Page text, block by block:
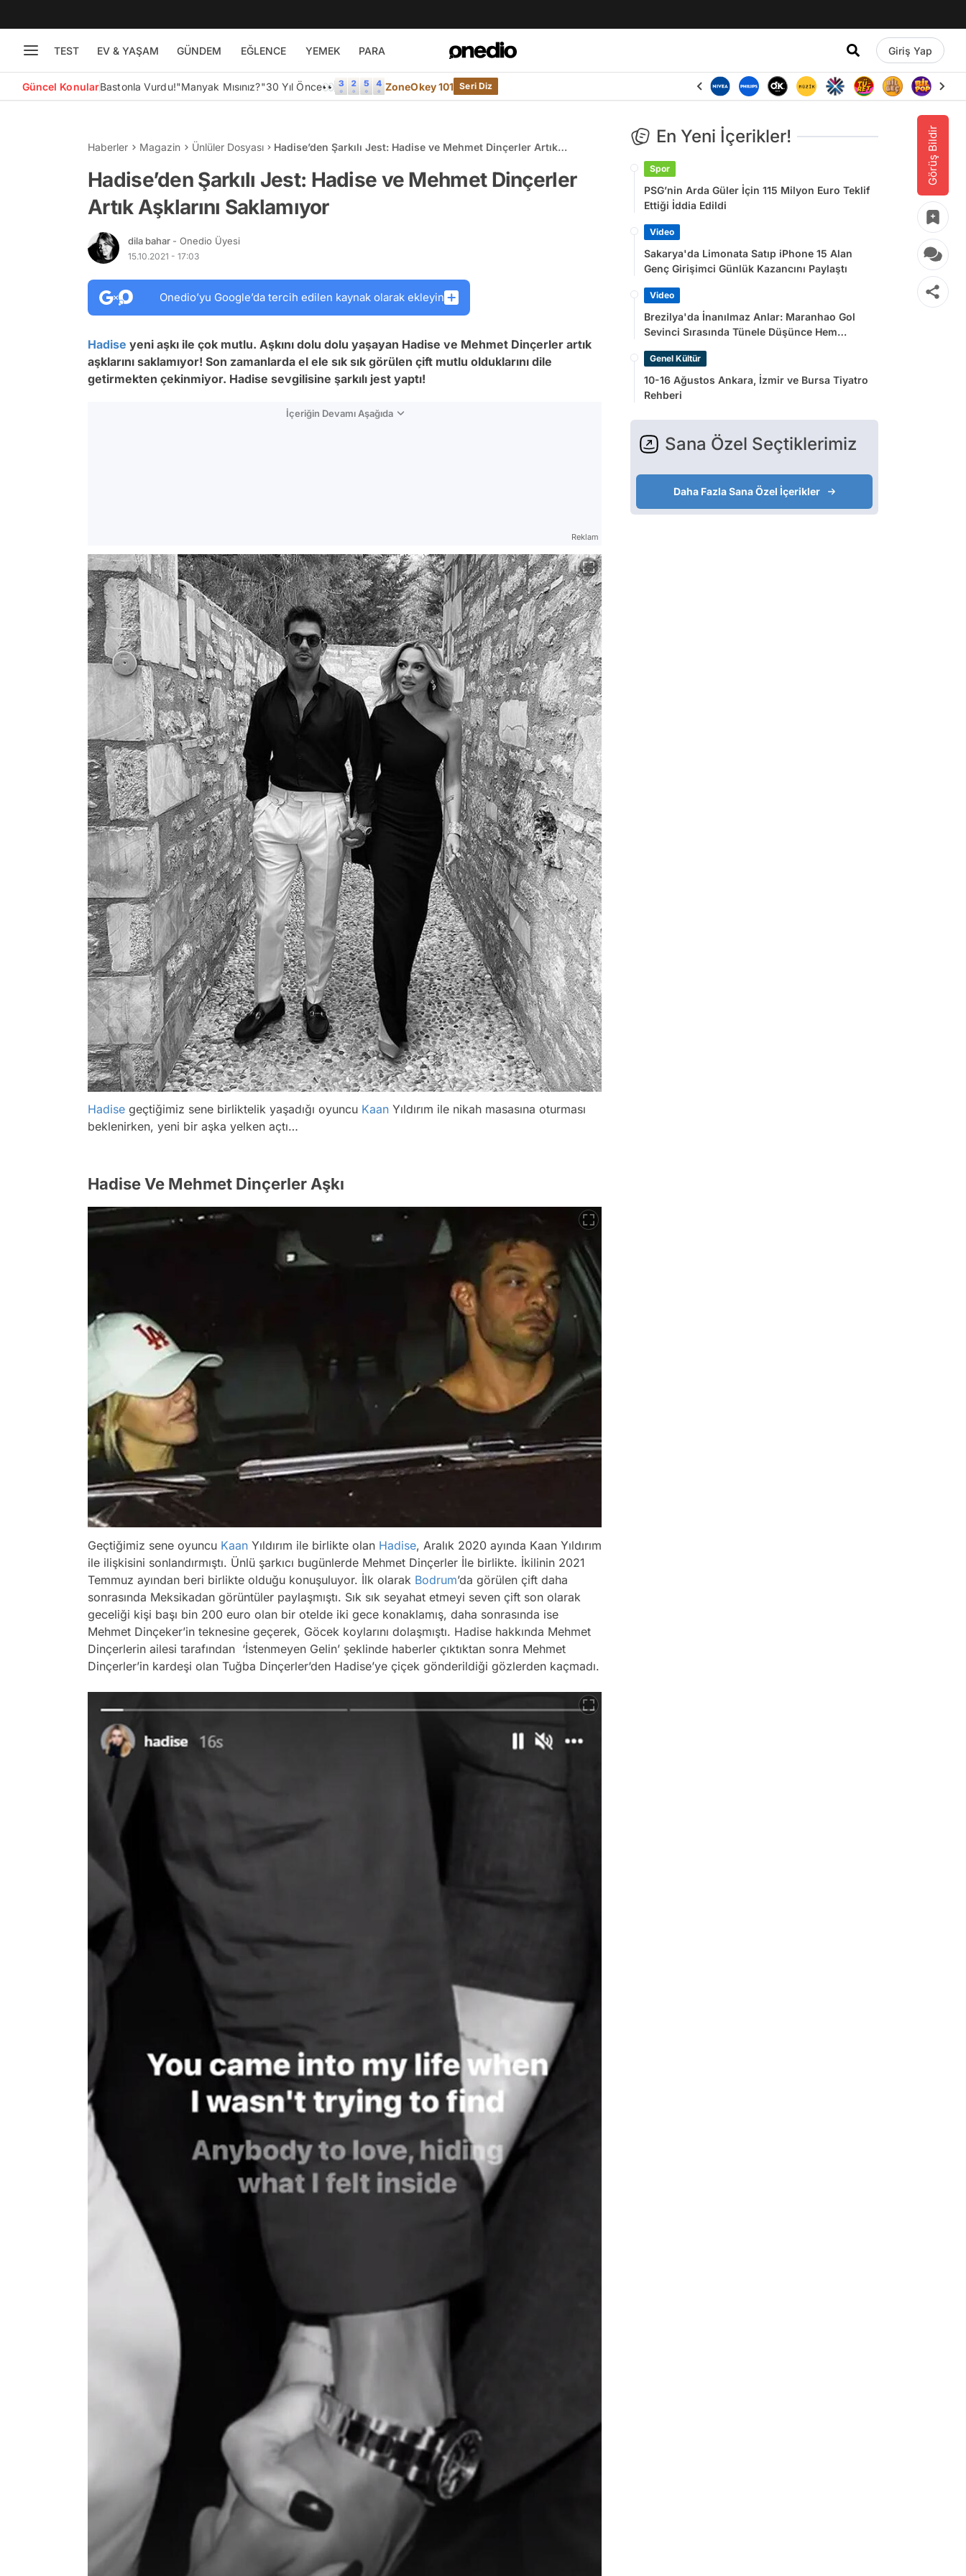
TEST EV & YAŞAM GÜNDEM EĞLENCE YEMEK PARA Giriş Yap
Güncel KonularBastonla Vurdu!"Manyak Mısınız?"30 Yıl Önce👀 ZoneOkey 101 Seri Diz
Görüş Bildir
Haberler Magazin Ünlüler Dosyası
Hadise’den Şarkılı Jest: Hadise ve Mehmet Dinçerler Artık
Hadise’den Şarkılı Jest: Hadise ve Mehmet Dinçerler
Artık Aşklarını Saklamıyor
dila bahar - Onedio Üyesi
15.10.2021 - 17:03
Onedio’yu Google’da tercih edilen kaynak olarak ekleyin
Hadise yeni aşkı ile çok mutlu. Aşkını dolu dolu yaşayan Hadise ve Mehmet Dinçerler artık
aşklarını saklamıyor! Son zamanlarda el ele sık sık görülen çift mutlu olduklarını dile
getirmekten çekinmiyor. Hadise sevgilisine şarkılı jest yaptı!
İçeriğin Devamı Aşağıda
Reklam
Hadise geçtiğimiz sene birliktelik yaşadığı oyuncu Kaan Yıldırım ile nikah masasına oturması
beklenirken, yeni bir aşka yelken açtı…
Hadise Ve Mehmet Dinçerler Aşkı
Geçtiğimiz sene oyuncu Kaan Yıldırım ile birlikte olan Hadise, Aralık 2020 ayında Kaan Yıldırım
ile ilişkisini sonlandırmıştı. Ünlü şarkıcı bugünlerde Mehmet Dinçerler İle birlikte. İkilinin 2021
Temmuz ayından beri birlikte olduğu konuşuluyor. İlk olarak Bodrum’da görülen çift daha
sonrasında Meksikadan görüntüler paylaşmıştı. Sık sık seyahat etmeyi seven çift son olarak
geceliği kişi başı bin 200 euro olan bir otelde iki gece konaklamış, daha sonrasında ise
Mehmet Dinçeker’in teknesine geçerek, Göcek koylarını dolaşmıştı. Hadise hakkında Mehmet
Dinçerlerin ailesi tarafından ‘İstenmeyen Gelin’ şeklinde haberler çıktıktan sonra Mehmet
Dinçerler’in kardeşi olan Tuğba Dinçerler’den Hadise’ye çiçek gönderildiği gözlerden kaçmadı.
En Yeni İçerikler!
Spor
PSG’nin Arda Güler İçin 115 Milyon Euro Teklif
Ettiği İddia Edildi
Video
Sakarya'da Limonata Satıp iPhone 15 Alan
Genç Girişimci Günlük Kazancını Paylaştı
Video
Brezilya'da İnanılmaz Anlar: Maranhao Gol
Sevinci Sırasında Tünele Düşünce Hem
Genel Kültür
10-16 Ağustos Ankara, İzmir ve Bursa Tiyatro
Rehberi
Sana Özel Seçtiklerimiz
Daha Fazla Sana Özel İçerikler